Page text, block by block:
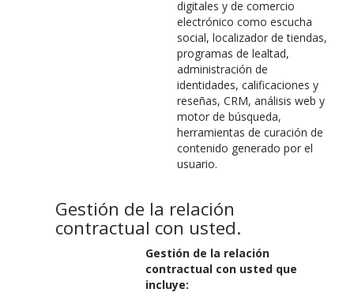
digitales y de comercio
electrónico como escucha
social, localizador de tiendas,
programas de lealtad,
administración de
identidades, calificaciones y
reseñas, CRM, análisis web y
motor de búsqueda,
herramientas de curación de
contenido generado por el
usuario.
Gestión de la relación
contractual con usted.
Gestión de la relación
contractual con usted que
incluye: